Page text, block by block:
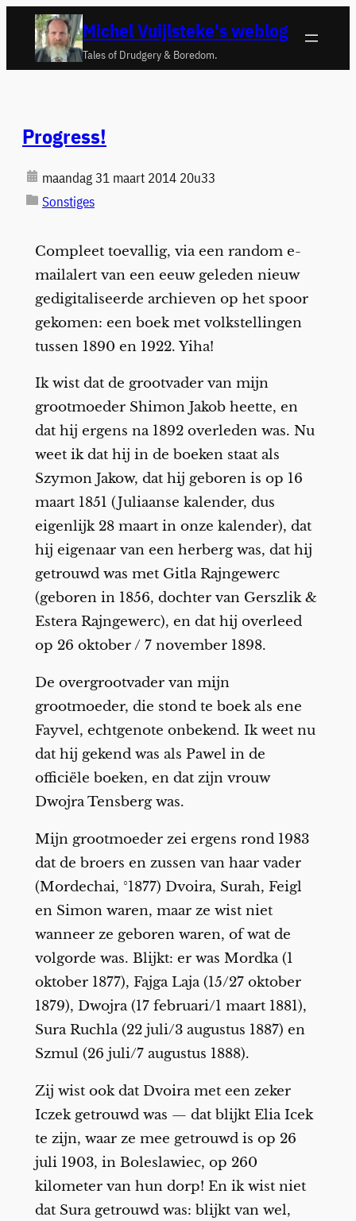
naar
Michel Vuijlsteke's weblog
Tales of Drudgery & Boredom.
Progress!
maandag 31 maart 2014 20u33
Sonstiges
Compleet toevallig, via een random e-
mailalert van een eeuw geleden nieuw
gedigitaliseerde archieven op het spoor
gekomen: een boek met volkstellingen
tussen 1890 en 1922. Yiha!
Ik wist dat de grootvader van mijn
grootmoeder Shimon Jakob heette, en
dat hij ergens na 1892 overleden was. Nu
weet ik dat hij in de boeken staat als
Szymon Jakow, dat hij geboren is op 16
maart 1851 (Juliaanse kalender, dus
eigenlijk 28 maart in onze kalender), dat
hij eigenaar van een herberg was, dat hij
getrouwd was met Gitla Rajngewerc
(geboren in 1856, dochter van Gerszlik &
Estera Rajngewerc), en dat hij overleed
op 26 oktober / 7 november 1898.
De overgrootvader van mijn
grootmoeder, die stond te boek als ene
Fayvel, echtgenote onbekend. Ik weet nu
dat hij gekend was als Pawel in de
officiële boeken, en dat zijn vrouw
Dwojra Tensberg was.
Mijn grootmoeder zei ergens rond 1983
dat de broers en zussen van haar vader
(Mordechai, °1877) Dvoira, Surah, Feigl
en Simon waren, maar ze wist niet
wanneer ze geboren waren, of wat de
volgorde was. Blijkt: er was Mordka (1
oktober 1877), Fajga Laja (15/27 oktober
1879), Dwojra (17 februari/1 maart 1881),
Sura Ruchla (22 juli/3 augustus 1887) en
Szmul (26 juli/7 augustus 1888).
Zij wist ook dat Dvoira met een zeker
Iczek getrouwd was — dat blijkt Elia Icek
te zijn, waar ze mee getrouwd is op 26
juli 1903, in Boleslawiec, op 260
kilometer van hun dorp! En ik wist niet
dat Sura getrouwd was: blijkt van wel,